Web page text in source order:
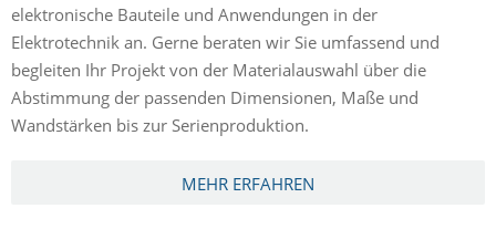
elektronische Bauteile und Anwendungen in der
Elektrotechnik an. Gerne beraten wir Sie umfassend und
begleiten Ihr Projekt von der Materialauswahl über die
Abstimmung der passenden Dimensionen, Maße und
Wandstärken bis zur Serienproduktion.
MEHR ERFAHREN